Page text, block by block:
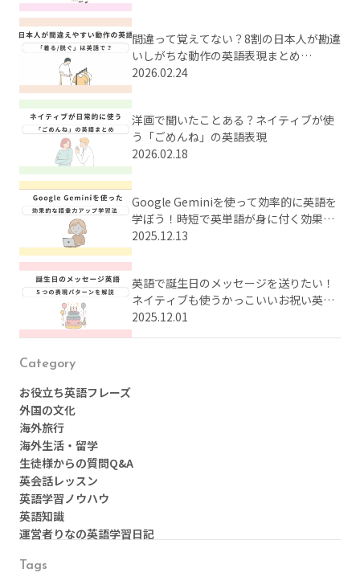
間違って覚えてない？8割の日本人が勘違
いしがちな動作の英語表現まとめ
【Part1】
2026.02.24
洋画で聞いたことある？ネイティブが使
う「ごめんね」の英語表現
2026.02.18
Google Geminiを使って効率的に英語を
学ぼう！時短で英単語が身に付く効果的
な学習法とは？
2025.12.13
英語で誕生日のメッセージを送りたい！
ネイティブも使うかっこいいお祝い英語
をまとめてご紹介
2025.12.01
Category
お役立ち英語フレーズ
外国の文化
海外旅行
海外生活・留学
生徒様からの質問Q&A
英会話レッスン
英語学習ノウハウ
英語知識
運営者りなの英語学習日記
Tags